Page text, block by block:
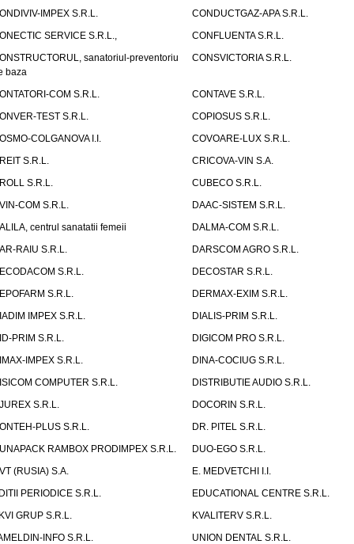
IMPEX S.R.L.
CONDUCTGAZ-APA S.R.L.
SERVICE S.R.L.,
CONFLUENTA S.R.L.
sanatoriul-preventoriu
baza
CONSVICTORIA S.R.L.
COM S.R.L.
CONTAVE S.R.L.
TEST S.R.L.
COPIOSUS S.R.L.
COLGANOVA I.I.
COVOARE-LUX S.R.L.
S.R.L.
CRICOVA-VIN S.A.
S.R.L.
CUBECO S.R.L.
COM S.R.L.
DAAC-SISTEM S.R.L.
centrul sanatatii femeii
DALMA-COM S.R.L.
RAIU S.R.L.
DARSCOM AGRO S.R.L.
S.R.L.
DECOSTAR S.R.L.
S.R.L.
DERMAX-EXIM S.R.L.
IMPEX S.R.L.
DIALIS-PRIM S.R.L.
PRIM S.R.L.
DIGICOM PRO S.R.L.
IMPEX S.R.L.
DINA-COCIUG S.R.L.
COMPUTER S.R.L.
DISTRIBUTIE AUDIO S.R.L.
S.R.L.
DOCORIN S.R.L.
PLUS S.R.L.
DR. PITEL S.R.L.
RAMBOX PRODIMPEX S.R.L.
DUO-EGO S.R.L.
(RUSIA) S.A.
E. MEDVETCHI I.I.
PERIODICE S.R.L.
EDUCATIONAL CENTRE S.R.L.
GRUP S.R.L.
KVALITERV S.R.L.
INFO S.R.L.
UNION DENTAL S.R.L.